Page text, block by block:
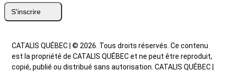
CATALIS QUÉBEC | © 2026. Tous droits réservés. Ce contenu
est la propriété de CATALIS QUÉBEC et ne peut être reproduit,
copié, publié ou distribué sans autorisation. CATALIS QUÉBEC |